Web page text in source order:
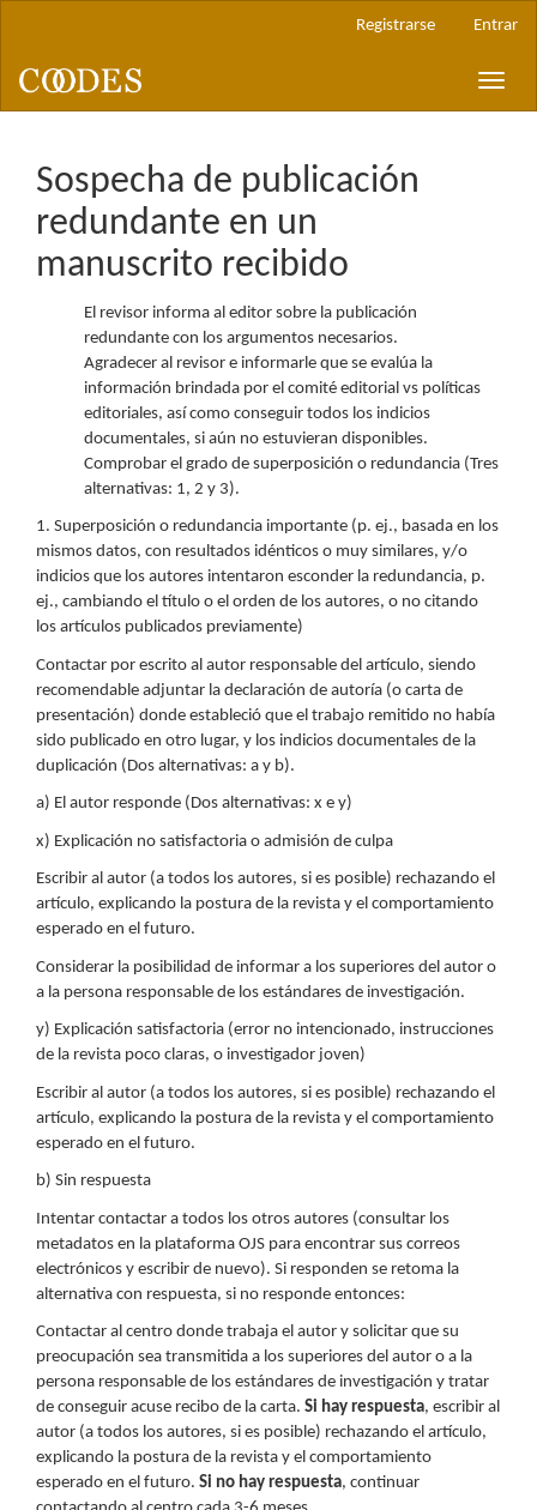
principal
Barra
Registrarse Entrar
Toggle
Sospecha de publicación
redundante en un
manuscrito recibido
El revisor informa al editor sobre la publicación
redundante con los argumentos necesarios.
Agradecer al revisor e informarle que se evalúa la
información brindada por el comité editorial vs políticas
editoriales, así como conseguir todos los indicios
documentales, si aún no estuvieran disponibles.
Comprobar el grado de superposición o redundancia (Tres
alternativas: 1, 2 y 3).
1. Superposición o redundancia importante (p. ej., basada en los
mismos datos, con resultados idénticos o muy similares, y/o
indicios que los autores intentaron esconder la redundancia, p.
ej., cambiando el título o el orden de los autores, o no citando
los artículos publicados previamente)
Contactar por escrito al autor responsable del artículo, siendo
recomendable adjuntar la declaración de autoría (o carta de
presentación) donde estableció que el trabajo remitido no había
sido publicado en otro lugar, y los indicios documentales de la
duplicación (Dos alternativas: a y b).
a) El autor responde (Dos alternativas: x e y)
x) Explicación no satisfactoria o admisión de culpa
Escribir al autor (a todos los autores, si es posible) rechazando el
artículo, explicando la postura de la revista y el comportamiento
esperado en el futuro.
Considerar la posibilidad de informar a los superiores del autor o
a la persona responsable de los estándares de investigación.
y) Explicación satisfactoria (error no intencionado, instrucciones
de la revista poco claras, o investigador joven)
Escribir al autor (a todos los autores, si es posible) rechazando el
artículo, explicando la postura de la revista y el comportamiento
esperado en el futuro.
b) Sin respuesta
Intentar contactar a todos los otros autores (consultar los
metadatos en la plataforma OJS para encontrar sus correos
electrónicos y escribir de nuevo). Si responden se retoma la
alternativa con respuesta, si no responde entonces:
Contactar al centro donde trabaja el autor y solicitar que su
preocupación sea transmitida a los superiores del autor o a la
persona responsable de los estándares de investigación y tratar
de conseguir acuse recibo de la carta. Si hay respuesta, escribir al
autor (a todos los autores, si es posible) rechazando el artículo,
explicando la postura de la revista y el comportamiento
esperado en el futuro. Si no hay respuesta, continuar